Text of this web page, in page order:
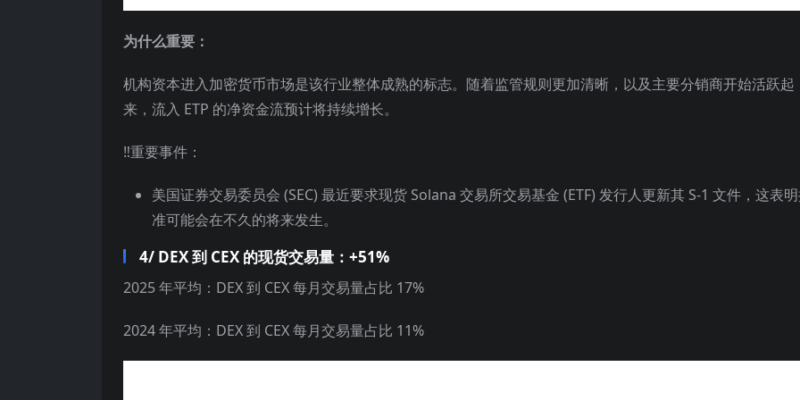
为什么重要：
机构资本进入加密货币市场是该行业整体成熟的标志。随着监管规则更加清晰，以及主要分销商开始活跃起
来，流入 ETP 的净资金流预计将持续增长。
‼️重要事件：
美国证券交易委员会 (SEC) 最近要求现货 Solana 交易所交易基金 (ETF) 发行人更新其 S-1 文件，这表
准可能会在不久的将来发生。
4/ DEX 到 CEX 的现货交易量：+51%
2025 年平均：DEX 到 CEX 每月交易量占比 17%
2024 年平均：DEX 到 CEX 每月交易量占比 11%